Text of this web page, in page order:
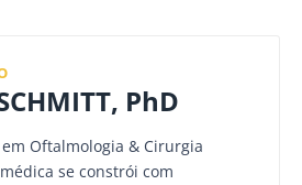
PhD
Oftalmologia & Cirurgia
se constrói com